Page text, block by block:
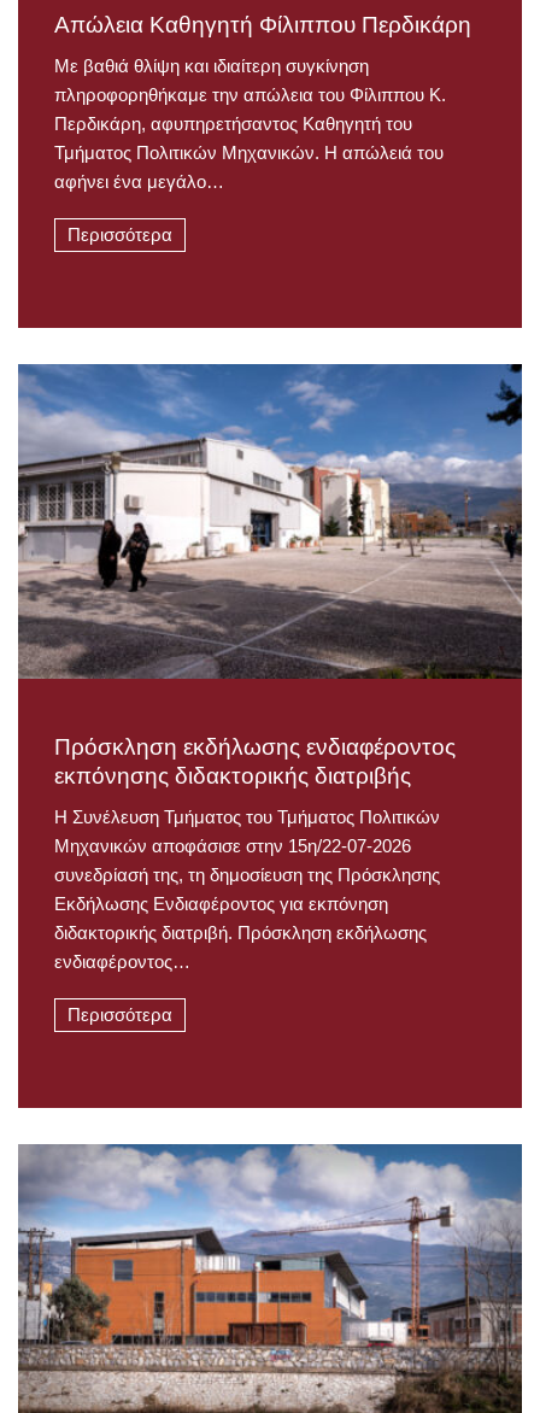
Απώλεια Καθηγητή Φίλιππου Περδικάρη
Με βαθιά θλίψη και ιδιαίτερη συγκίνηση
πληροφορηθήκαμε την απώλεια του Φίλιππου Κ.
Περδικάρη, αφυπηρετήσαντος Καθηγητή του
Τμήματος Πολιτικών Μηχανικών. Η απώλειά του
αφήνει ένα μεγάλο…
Περισσότερα
Πρόσκληση εκδήλωσης ενδιαφέροντος
εκπόνησης διδακτορικής διατριβής
Η Συνέλευση Τμήματος του Τμήματος Πολιτικών
Μηχανικών αποφάσισε στην 15η/22-07-2026
συνεδρίασή της, τη δημοσίευση της Πρόσκλησης
Εκδήλωσης Ενδιαφέροντος για εκπόνηση
διδακτορικής διατριβή. Πρόσκληση εκδήλωσης
ενδιαφέροντος…
Περισσότερα